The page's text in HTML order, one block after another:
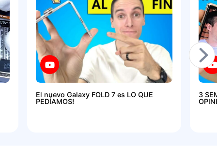
El nuevo Galaxy FOLD 7 es LO QUE
PEDÍAMOS!
3